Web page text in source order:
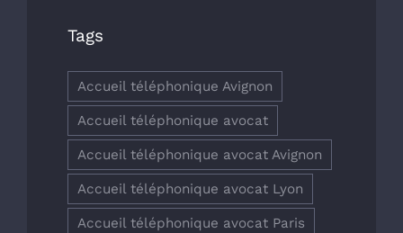
Tags
Accueil téléphonique Avignon
Accueil téléphonique avocat
Accueil téléphonique avocat Avignon
Accueil téléphonique avocat Lyon
Accueil téléphonique avocat Paris